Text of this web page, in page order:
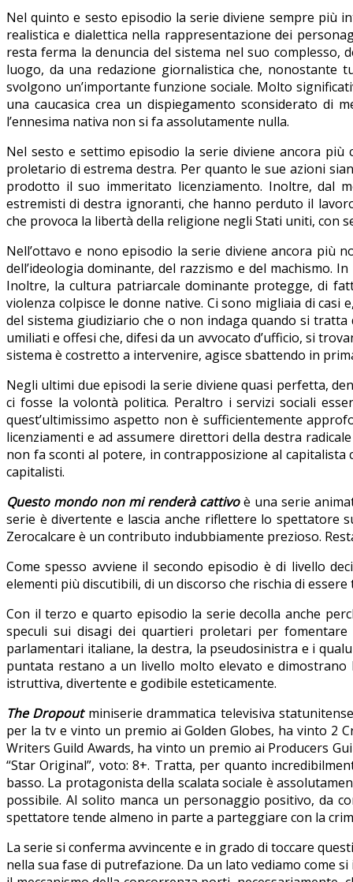
Nel quinto e sesto episodio la serie diviene sempre più
realistica e dialettica nella rappresentazione dei
resta ferma la denuncia del sistema nel suo
luogo, da una redazione giornalistica che, nonostante
svolgono un’importante funzione sociale. Molto
una caucasica crea un dispiegamento sconsiderato di
l’ennesima nativa non si fa assolutamente nulla.
Nel sesto e settimo episodio la serie diviene ancora più
proletario di estrema destra. Per quanto le sue azioni
prodotto il suo immeritato licenziamento. Inoltre, dal
estremisti di destra ignoranti, che hanno perduto il
che provoca la libertà della religione negli Stati uniti, con
Nell’ottavo e nono episodio la serie diviene ancora più
dell’ideologia dominante, del razzismo e del
Inoltre, la cultura patriarcale dominante protegge, di
violenza colpisce le donne native. Ci sono migliaia di
del sistema giudiziario che o non indaga quando si
umiliati e offesi che, difesi da un avvocato d’ufficio, si
sistema è costretto a intervenire, agisce sbattendo in
Negli ultimi due episodi la serie diviene quasi perfetta,
ci fosse la volontà politica. Peraltro i servizi sociali
quest’ultimissimo aspetto non è sufficientemente
licenziamenti e ad assumere direttori della destra
non fa sconti al potere, in contrapposizione al
capitalisti.
Questo mondo non mi renderà cattivoè una serie
serie è divertente e lascia anche riflettere lo spettatore
Zerocalcare è un contributo indubbiamente prezioso.
Come spesso avviene il secondo episodio è di livello
elementi più discutibili, di un discorso che rischia di
Con il terzo e quarto episodio la serie decolla anche
speculi sui disagi dei quartieri proletari per
parlamentari italiane, la destra, la pseudosinistra e i
puntata restano a un livello molto elevato e
istruttiva, divertente e godibile esteticamente.
The Dropoutminiserie drammatica televisiva
per la tv e vinto un premio ai Golden Globes, ha vinto 2
Writers Guild Awards, ha vinto un premio ai Producers
“Star Original”, voto: 8+. Tratta, per quanto
basso. La protagonista della scalata sociale è
possibile. Al solito manca un personaggio positivo, da
spettatore tende almeno in parte a parteggiare con la
La serie si conferma avvincente e in grado di toccare
nella sua fase di putrefazione. Da un lato vediamo come